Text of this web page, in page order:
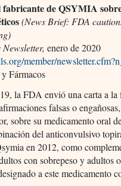
de QSYMIA
(News Brief: FDA
enero de 2020
member/
Fármacos
la FDA envió una carta a
falsas o
sobre su medicamento oral
del anticonvulsivo
en 2012, como
con sobrepeso y adultos
a este medicamento